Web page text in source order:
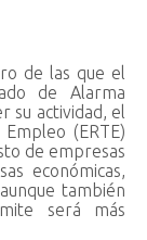
de las que el
de Alarma
su actividad, el
(ERTE)
de empresas
económicas,
también
será más